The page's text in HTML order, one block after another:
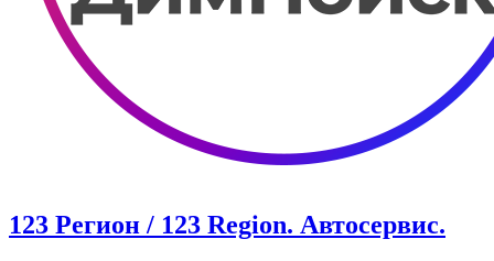
123 Регион / 123 Region. Автосервис.